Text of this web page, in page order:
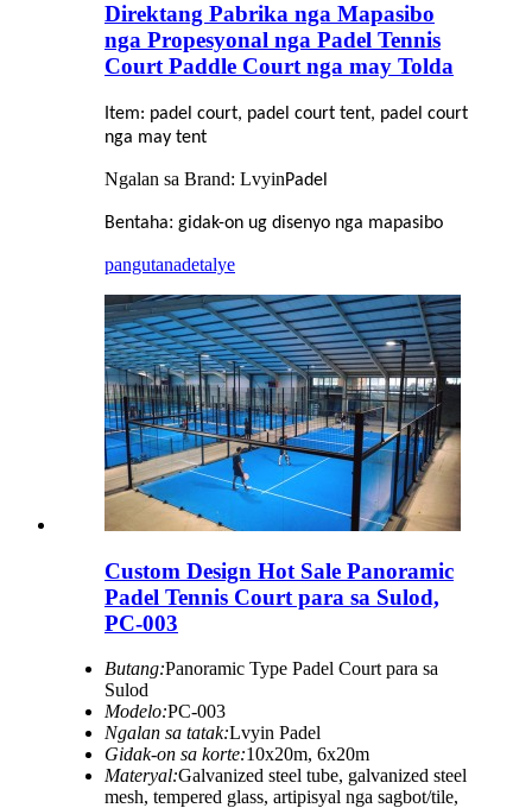
Direktang Pabrika nga Mapasibo
nga Propesyonal nga Padel Tennis
Court Paddle Court nga may Tolda
Item: padel court, padel court tent, padel court
nga may tent
Ngalan sa Brand: LvyinPadel
Bentaha: gidak-on ug disenyo nga mapasibo
pangutanadetalye
Custom Design Hot Sale Panoramic
Padel Tennis Court para sa Sulod,
PC-003
Butang:Panoramic Type Padel Court para sa
Sulod
Modelo:PC-003
Ngalan sa tatak:Lvyin Padel
Gidak-on sa korte:10x20m, 6x20m
Materyal:Galvanized steel tube, galvanized steel
mesh, tempered glass, artipisyal nga sagbot/tile,